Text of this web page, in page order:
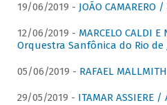
19/06/2019 - JOÃO
12/06/2019 - MARCELO CALDI
Orquestra Sanfônica do Rio de
05/06/2019 - RAFAEL
29/05/2019 - ITAMAR ASSIERE